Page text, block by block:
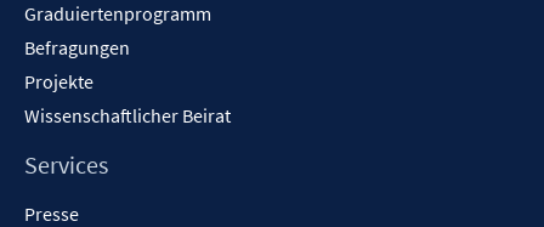
Graduiertenprogramm
Befragungen
Projekte
Wissenschaftlicher Beirat
Services
Presse